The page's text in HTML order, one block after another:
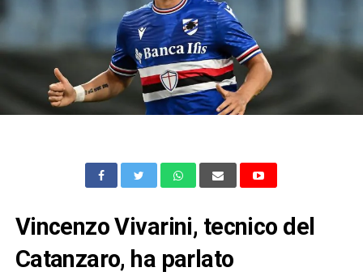
Vincenzo Vivarini, tecnico del
Catanzaro, ha parlato